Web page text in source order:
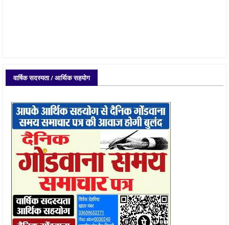
वार्षिक सदस्यता / आर्थिक सहयोग